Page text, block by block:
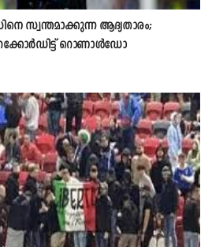
സ്വന്തമാക്കുന്ന ആദ്യതാരം;
റൊണാള്‍ഡോ